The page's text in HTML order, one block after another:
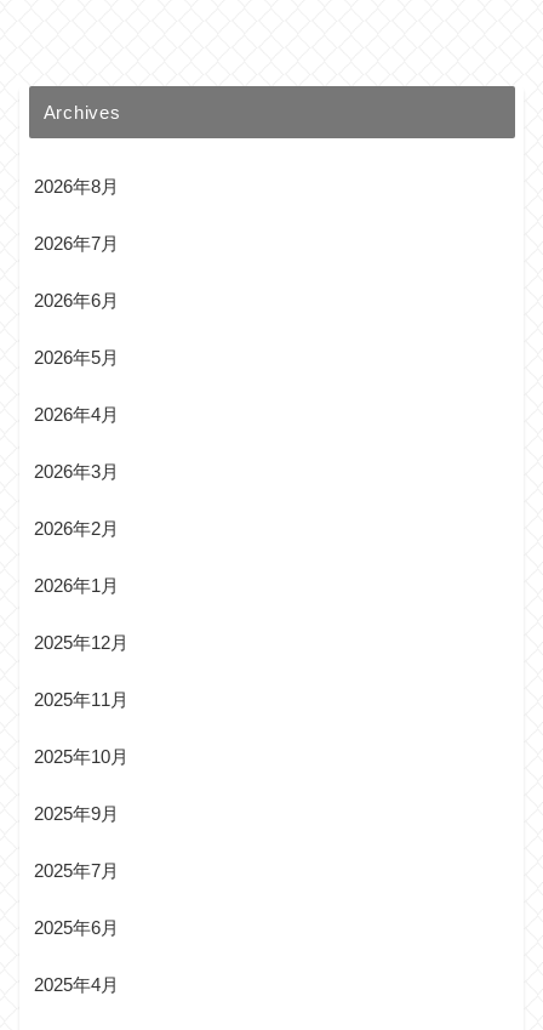
Archives
2026年8月
2026年7月
2026年6月
2026年5月
2026年4月
2026年3月
2026年2月
2026年1月
2025年12月
2025年11月
2025年10月
2025年9月
2025年7月
2025年6月
2025年4月